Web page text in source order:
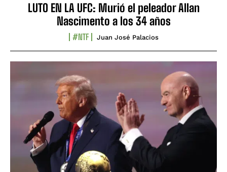
LUTO EN LA UFC: Murió el peleador Allan
Nascimento a los 34 años
#NTF Juan José Palacios